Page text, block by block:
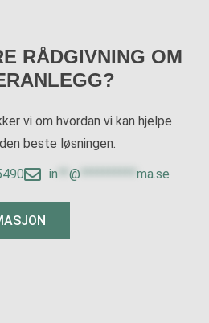
RÅDGIVNING OM
vi om hvordan vi kan hjelpe
beste løsningen.
in **@ **********ma.se